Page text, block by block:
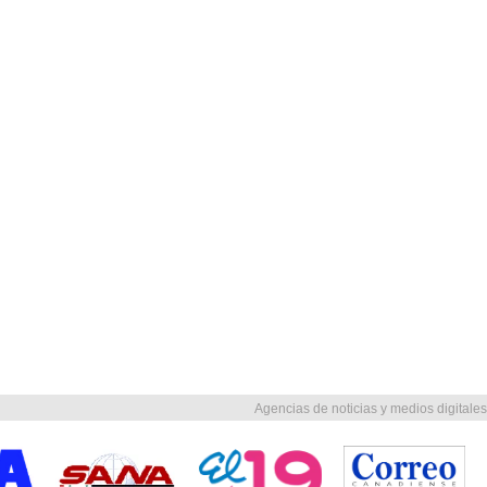
Agencias de noticias y medios digitales